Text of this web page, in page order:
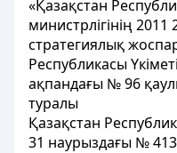
«Қазақстан
министрлігінің
стратегиялық
Республикасы
ақпандағы № 96
туралы
Қазақстан
31 наурыздағы №